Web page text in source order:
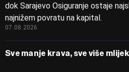
dok Sarajevo Osiguranje ostaje
najnižem povratu na kapital.
07.08.2026
Sve manje krava, sve više